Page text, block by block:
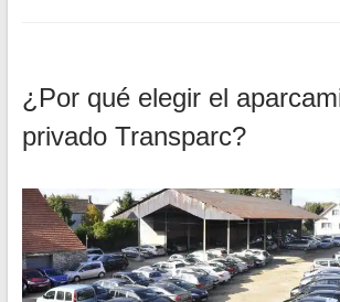
¿Por qué elegir el
privado Transparc?